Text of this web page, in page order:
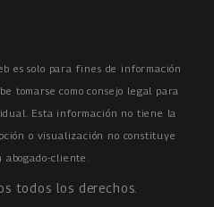
es solo para fines de información
tomarse como consejo legal para
Esta información no tiene la
o visualización no constituye
abogado-cliente.
todos los derechos.